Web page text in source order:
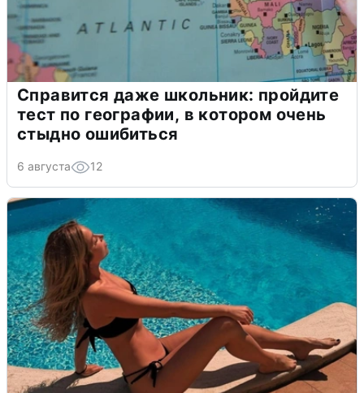
Справится даже школьник: пройдите
тест по географии, в котором очень
стыдно ошибиться
6 августа 12